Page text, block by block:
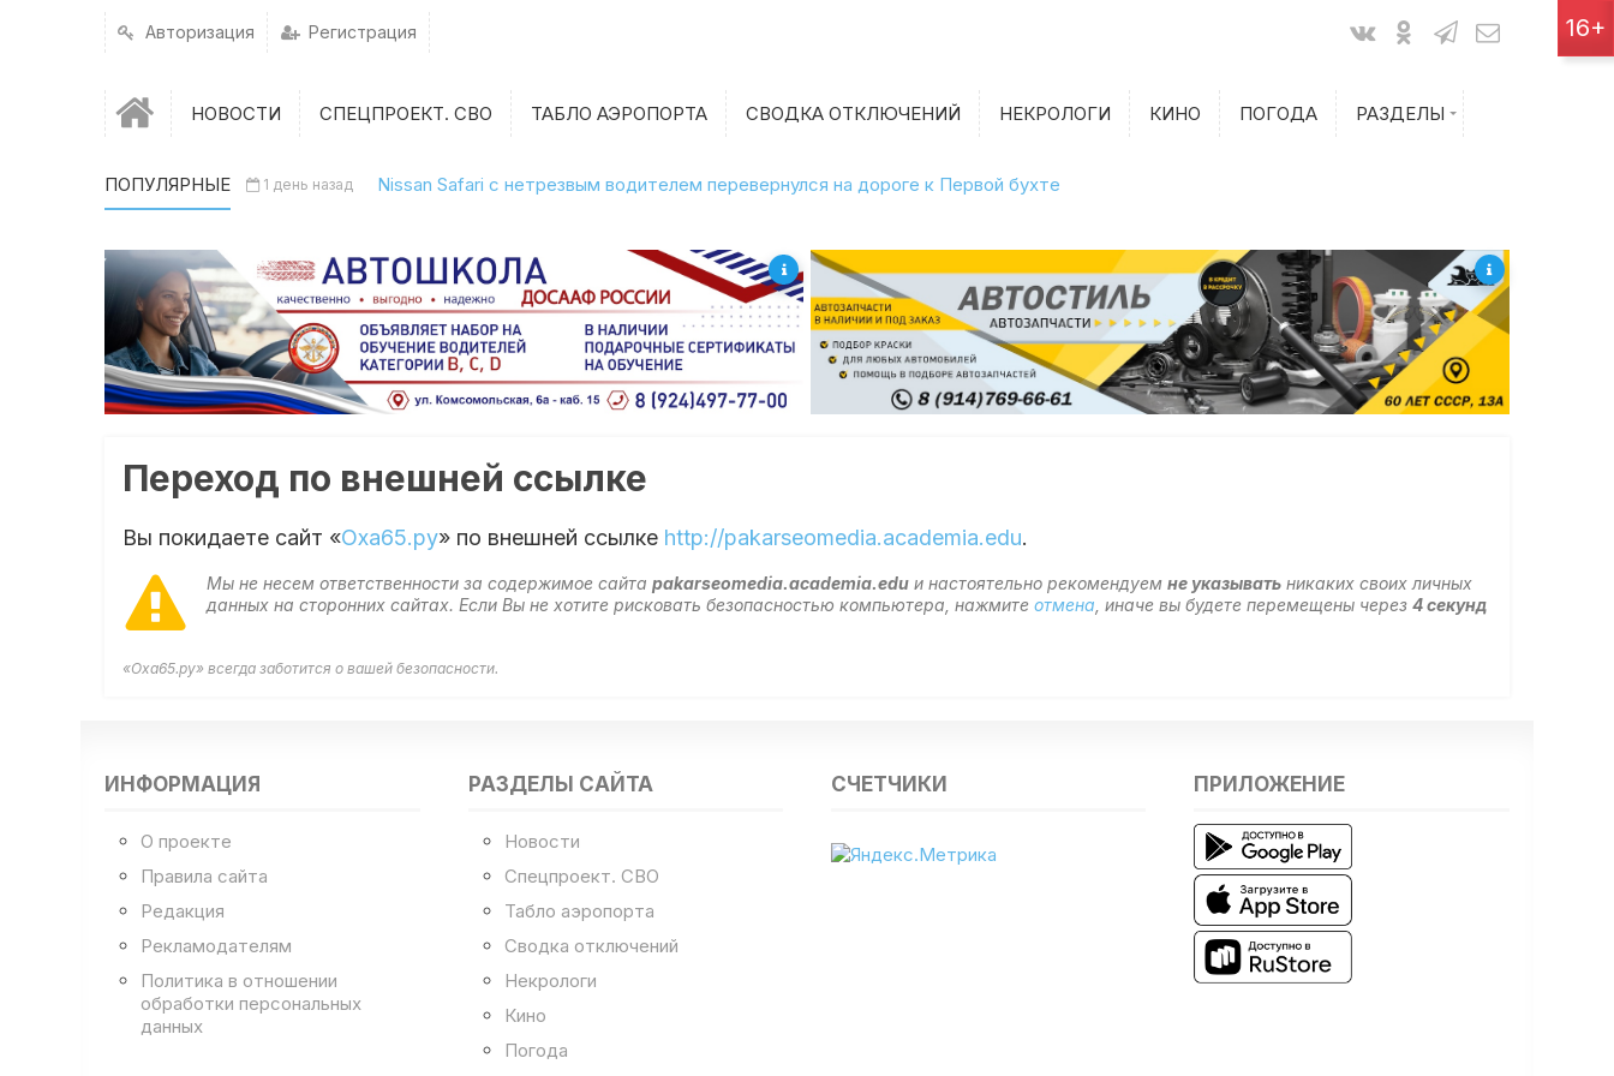
Авторизация Регистрация
НОВОСТИ СПЕЦПРОЕКТ. СВО ТАБЛО АЭРОПОРТА СВОДКА ОТКЛЮЧЕНИЙ НЕКРОЛОГИ КИНО ПОГОДА РАЗДЕЛЫ
Показания счетчиков
Билеты на поезд
ПОПУЛЯРНЫЕ 1 день назад Nissan Safari с нетрезвым водителем перевернулся на дороге к Первой бухте
Переход по внешней ссылке
Вы покидаете сайт «Оха65.ру» по внешней ссылке http://pakarseomedia.academia.edu.
Мы не несем ответственности за содержимое сайтаpakarseomedia.academia.edu и настоятельно рекомендуемне указывать никаких своих личных
данных на сторонних сайтах. Если Вы не хотите рисковать безопасностью компьютера, нажмитеотмена , иначе вы будете перемещены через4секунд
«Оха65.ру» всегда заботится о вашей безопасности.
ИНФОРМАЦИЯ
О проекте
Правила сайта
Редакция
Рекламодателям
Политика в отношении
обработки персональных
данных
РАЗДЕЛЫ САЙТА
Новости
Спецпроект. СВО
Табло аэропорта
Сводка отключений
Некрологи
Кино
Погода
СЧЕТЧИКИ ПРИЛОЖЕНИЕ
16+